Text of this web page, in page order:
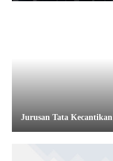
Jurusan Tata Kecantikan